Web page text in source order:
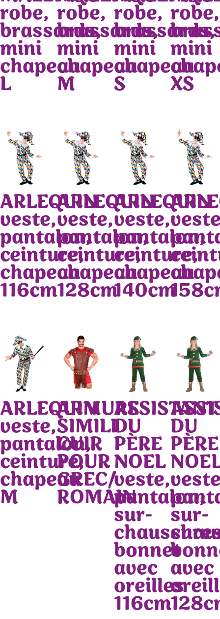
robe,
brassards,
mini
chapeau
L
robe,
brassards,
mini
chapeau
M
robe,
brassards,
mini
chapeau
S
robe,
mini
XS
ARLEQUIN
veste,
pantalon,
ceinture,
chapeau
116cm
ARLEQUIN
veste,
pantalon,
ceinture,
chapeau
128cm
ARLEQUIN
veste,
pantalon,
ceinture,
chapeau
140cm
ARLEQUIN
veste,
pantalon,
ceinture,
chapeau
M
ARMURE
SIMILI
CUIR
POUR
GREC/
ROMAIN
ASSISTANT
DU
PÈRE
NOEL
veste,
pantalon,
sur-
bonnet
avec
oreilles
116cm
DU
PÈRE
sur-
avec